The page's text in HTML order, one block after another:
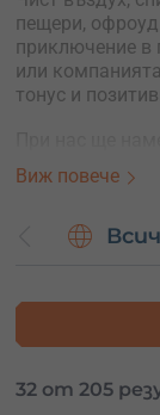
пещери,
приключение в
или
тонус и
ваучер за
мотори;
планината;
ваучери за
пешеходни
рафтинг;
Виж повече
32 от 205